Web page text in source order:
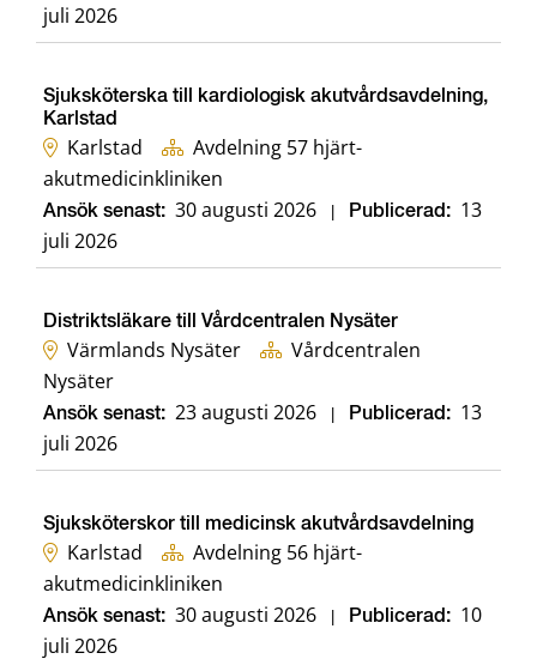
juli 2026
Sjuksköterska till kardiologisk akutvårdsavdelning,
Karlstad
Karlstad
Avdelning 57 hjärt-
akutmedicinkliniken
Ansök senast: 30 augusti 2026 Publicerad: 13
juli 2026
Distriktsläkare till Vårdcentralen Nysäter
Värmlands Nysäter
Vårdcentralen
Nysäter
Ansök senast: 23 augusti 2026 Publicerad: 13
juli 2026
Sjuksköterskor till medicinsk akutvårdsavdelning
Karlstad
Avdelning 56 hjärt-
akutmedicinkliniken
Ansök senast: 30 augusti 2026 Publicerad: 10
juli 2026